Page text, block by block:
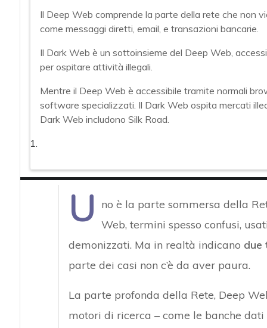
Il Deep Web comprende la parte della rete che non
come messaggi diretti, email, e transazioni bancarie.
Il Dark Web è un sottoinsieme del Deep Web,
per ospitare attività illegali.
Mentre il Deep Web è accessibile tramite normali
software specializzati. Il Dark Web ospita mercati
Dark Web includono Silk Road.
U
no è la parte sommersa della
Web, termini spesso confusi,
demonizzati. Ma in realtà indicano due
parte dei casi non c’è da aver paura.
La parte profonda della Rete, Deep
motori di ricerca – come le banche